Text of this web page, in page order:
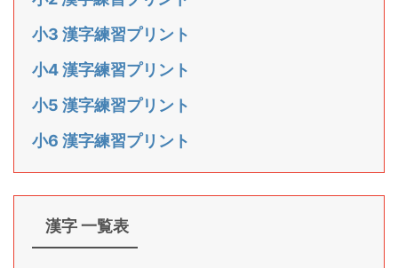
小3 漢字練習プリント
小4 漢字練習プリント
小5 漢字練習プリント
小6 漢字練習プリント
漢字 一覧表